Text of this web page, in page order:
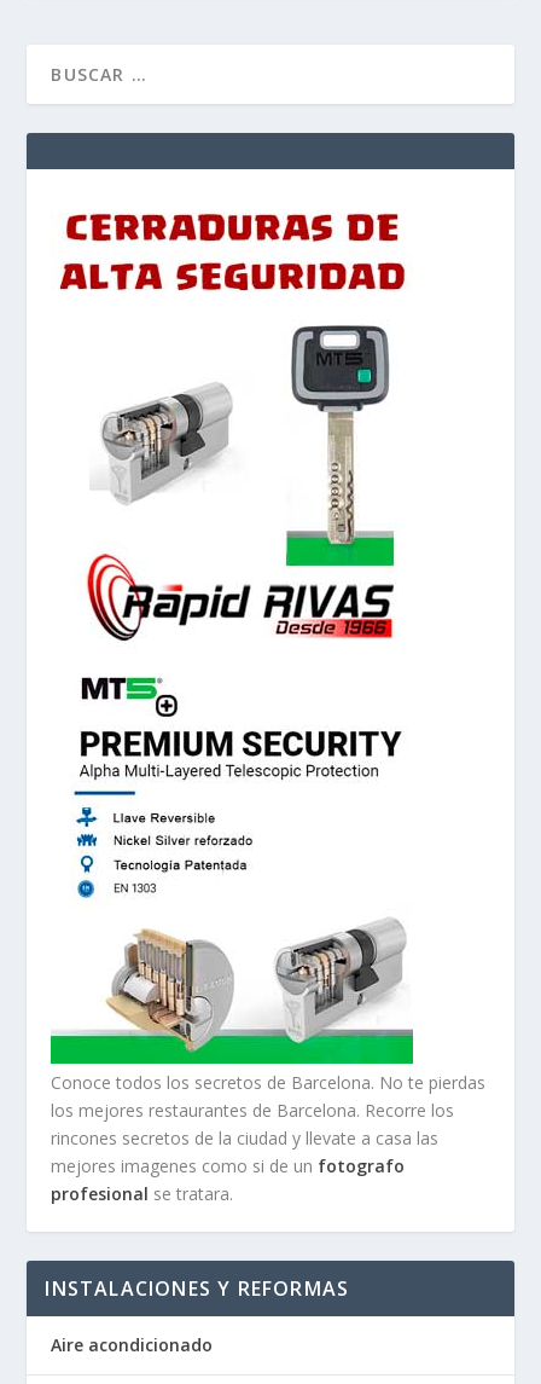
Conoce todos los secretos de Barcelona. No te pierdas
los mejores restaurantes de Barcelona. Recorre los
rincones secretos de la ciudad y llevate a casa las
mejores imagenes como si de un fotografo
profesional se tratara.
INSTALACIONES Y REFORMAS
Aire acondicionado